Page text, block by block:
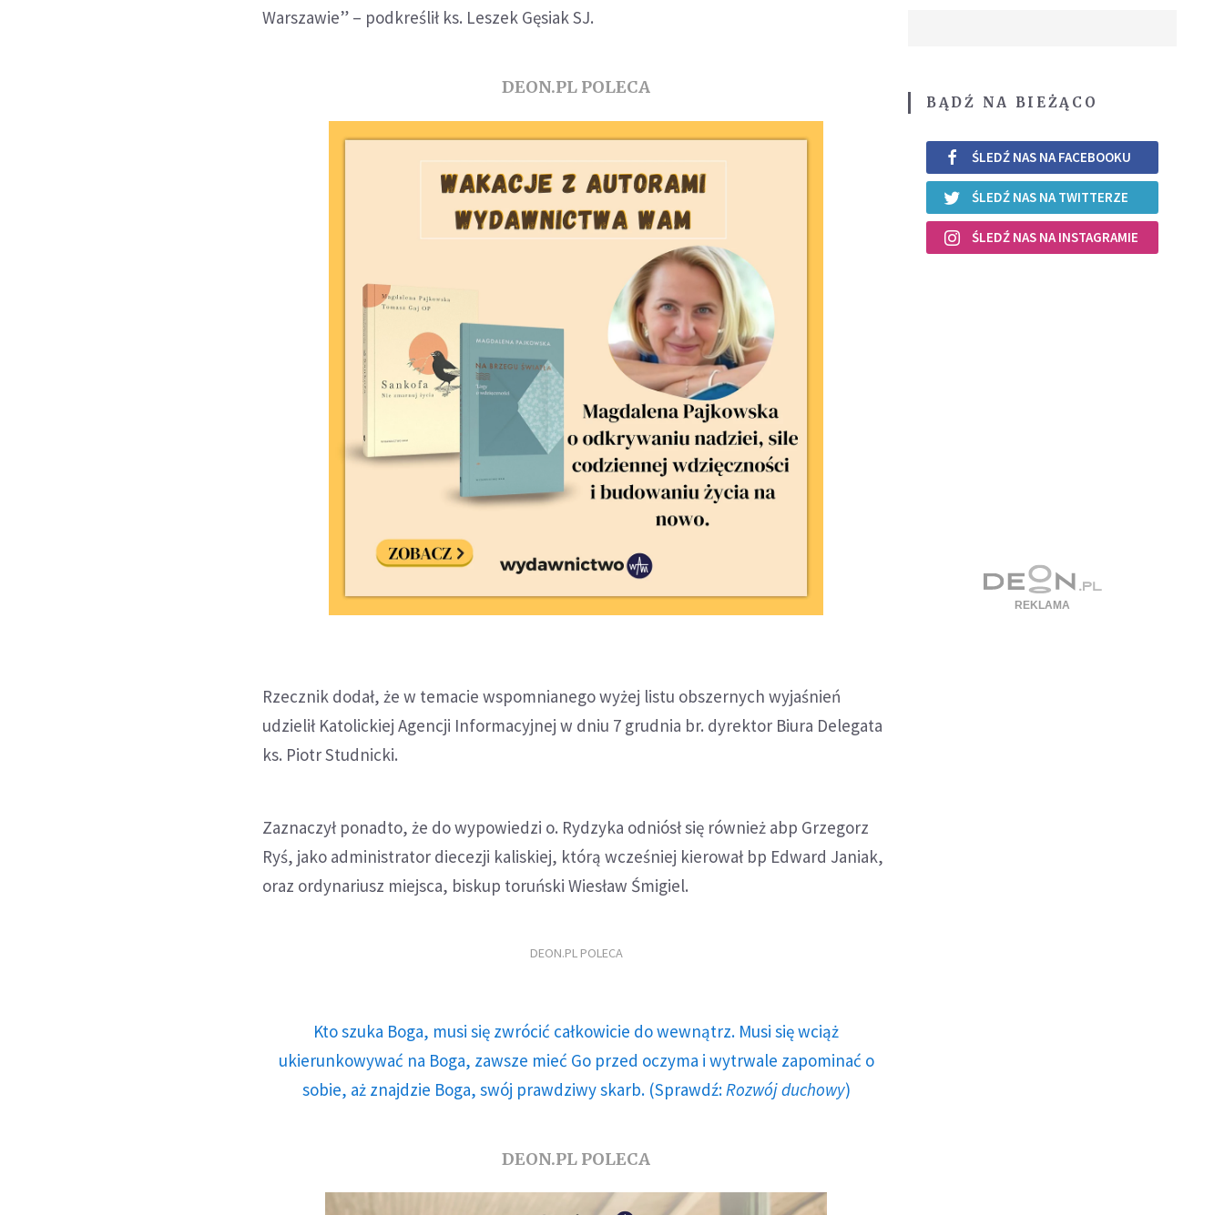
Warszawie” – podkreślił ks. Leszek Gęsiak SJ.
DEON.PL POLECA
Rzecznik dodał, że w temacie wspomnianego wyżej listu obszernych wyjaśnień
udzielił Katolickiej Agencji Informacyjnej w dniu 7 grudnia br. dyrektor Biura Delegata
ks. Piotr Studnicki.
Zaznaczył ponadto, że do wypowiedzi o. Rydzyka odniósł się również abp Grzegorz
Ryś, jako administrator diecezji kaliskiej, którą wcześniej kierował bp Edward Janiak,
oraz ordynariusz miejsca, biskup toruński Wiesław Śmigiel.
DEON.PL POLECA
Kto szuka Boga, musi się zwrócić całkowicie do wewnątrz. Musi się wciąż
ukierunkowywać na Boga, zawsze mieć Go przed oczyma i wytrwale zapominać o
sobie, aż znajdzie Boga, swój prawdziwy skarb. (Sprawdź: Rozwój duchowy)
DEON.PL POLECA
BĄDŹ NA BIEŻĄCO
ŚLEDŹ NAS NA FACEBOOKU
ŚLEDŹ NAS NA TWITTERZE
ŚLEDŹ NAS NA INSTAGRAMIE